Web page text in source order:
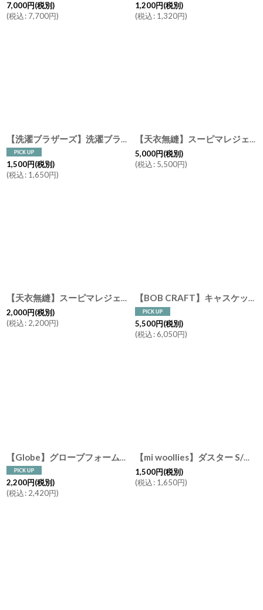
7,000円(税別)
(税込: 7,700円)
1,200円(税別)
(税込: 1,320円)
【洗濯ブラザーズ】洗濯ブラシ 馬毛 平野刷毛製作所 ブラシの平野 洗濯 洗濯洗剤 洗濯用品 LIVRER YOKOHAMA リブレ ヨコハマ
1,500円(税別)
(税込: 1,650円)
【天衣無縫】スーピマレジェ バスタオル BT オーガニックコットン ホワイト スモークグリーン 日本製
5,000円(税別)
(税込: 5,500円)
【天衣無縫】スーピマレジェ フェイスタオル FT オーガニックコットン ホワイト スモークグリーン 日本製 ３４x８６cm
2,000円(税別)
(税込: 2,200円)
【BOB CRAFT】キャスケット L 高さ30cm ガラス フラワーベース クリア モーヴピンク グレイ 花瓶
5,500円(税別)
(税込:6,050円)
【Globe】グローブフォームボトル 450ml 泡タイプ 液体石けん専用 白磁器 日本製 ホワイト
2,200円(税別)
(税込: 2,420円)
【mi woollies】ダスター S/羊の毛/ ニュージーランド産 羊毛 お掃除 道具 見せる インテリア おしゃれ 掃除
1,500円(税別)
(税込: 1,650円)